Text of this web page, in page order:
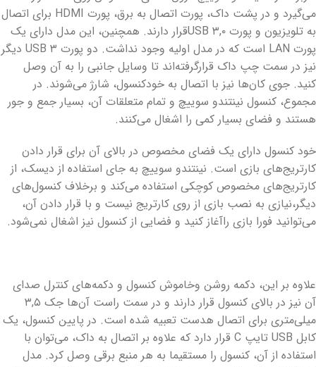
می‌گیرد و در پشت داک، پورت اتصال به برق، پورت HDMI برای اتصال
به تلویزیون و پورت USB ۳,۰قرار دارند. همچنین، این مدل دارای یک
پورت LAN است که در مدل اولیه وجود نداشت. دو پورت USB ۳ دیگر
نیز در سمت چپ داک قرارگرفته‌اند تا وسایل جانبی را به آن وصل
کنید. جوی کان‌ها نیز با اتصال به خودکنسول، شارژ می‌شوند. در
مجموع، کنسول نینتندو سوییچ و تمام متعلقات آن، بسیار جمع و جور
هستند و فضای بسیار کمی را اشغال می‌کنند.
خود کنسول دارای یک فضای مخصوص در بالای آن برای قرار دادن
کارتریج‌های بازی است. نینتندو سوییچ به جای استفاده از دیسک، از
کارتریج‌های مخصوص کوچکی استفاده می‌کند و برخلاف کنسول‌های
دیگر،نیازی به نصب بازی از روی کارتریج نیست و با قرار دادن آن،
می‌توانید فورا بازی راآغاز کنید و فضایی از کنسول نیز اشغال نمی‌شود.
علاوه بر این، دکمه روشن وخاموش کنسول و دکمه‌های کنترل صدای
آن نیز در بالای کنسول قرار دارند و در سمت راست آن‌ها جک ۳,۵
میلی‌متری برای اتصال هدست تعبیه شده است. در پایین کنسول، یک
کابل USB تایپ C قرار دارد که علاوه بر اتصال به داک، می‌توان با
استفاده از آن، کنسول را مستقیما به هر منبع برقی وصل کرد. مدل